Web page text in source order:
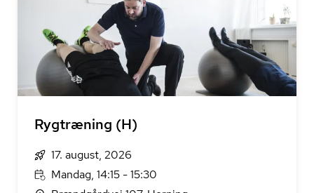
Rygtræning (H)
17. august, 2026
Mandag, 14:15 - 15:30